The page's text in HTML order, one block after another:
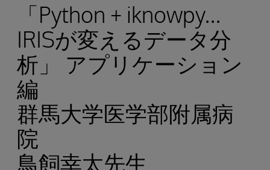
「Python + iknowpy...
IRISが変えるデータ分
析」 アプリケーション
編
群馬大学医学部附属病
院
鳥飼幸太先生